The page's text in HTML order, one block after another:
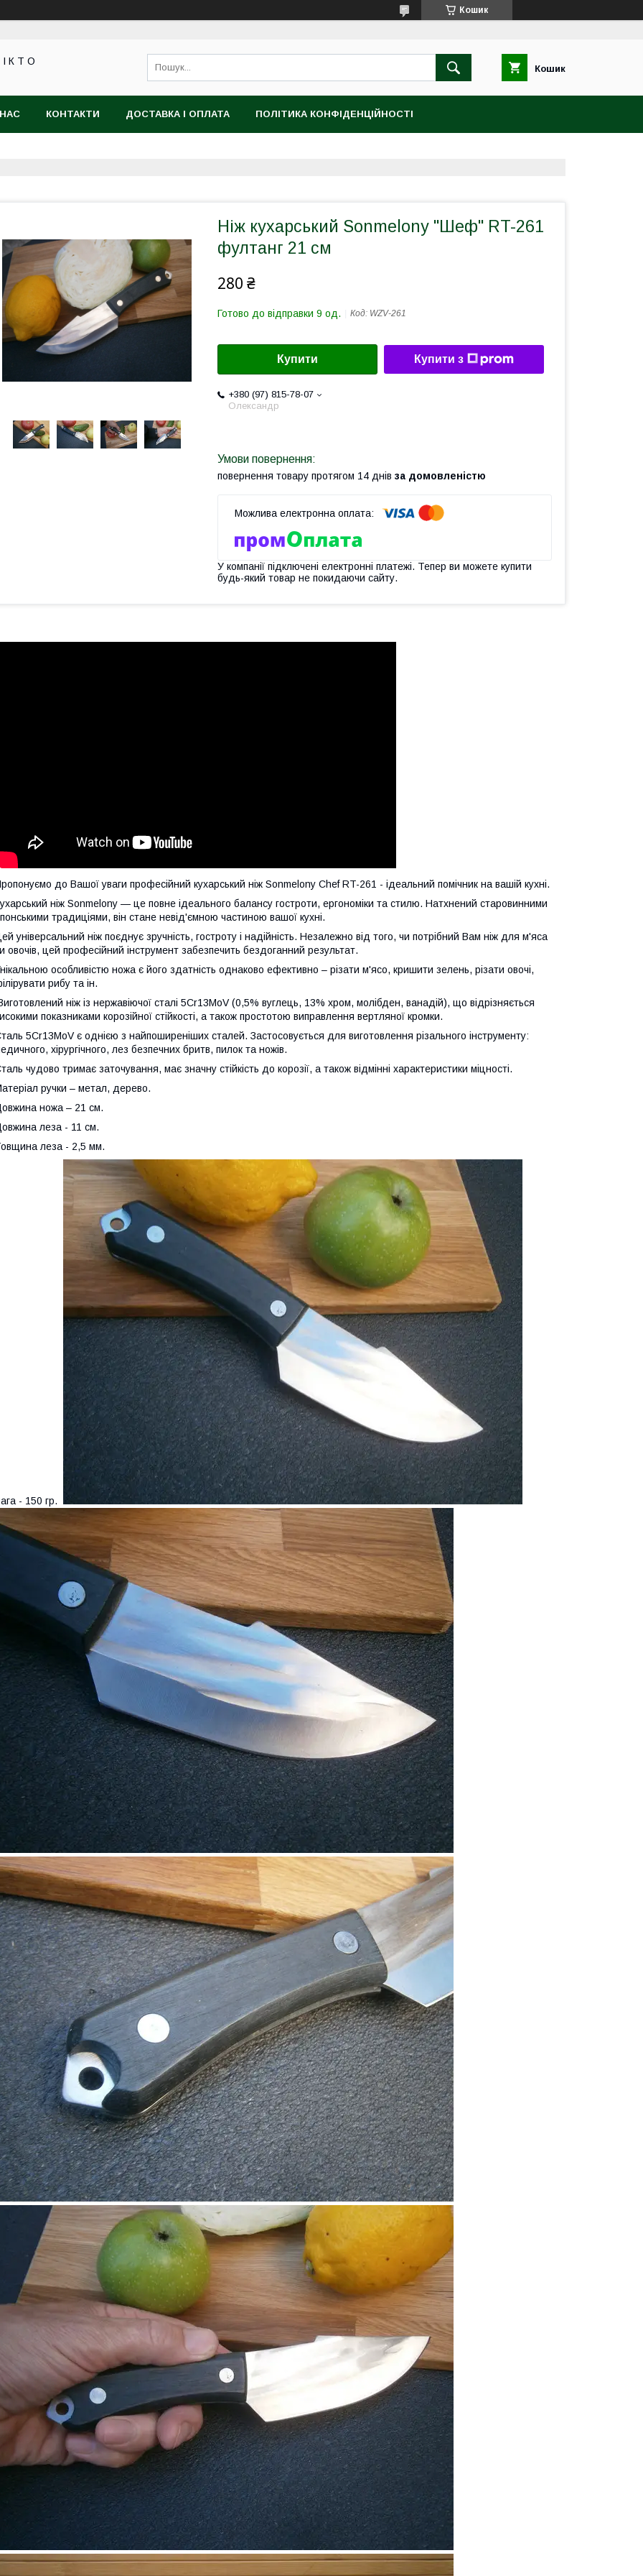
Кошик
І К Т О
Кошик
КОНТАКТИ ДОСТАВКА І ОПЛАТА ПОЛІТИКА КОНФІДЕНЦІЙНОСТІ
Ніж кухарський Sonmelony "Шеф" RT-261
фултанг 21 см
280 ₴
Готово до відправки 9 од. Код: WZV-261
Купити Купити з
+380 (97) 815-78-07
Олександр
повернення товару протягом 14 днів за домовленістю
У компанії підключені електронні платежі. Тепер ви можете купити
будь-який товар не покидаючи сайту.
до Вашої уваги професійний кухарський ніж Sonmelony Chef RT-261 - ідеальний помічник на вашій кухні.
ніж Sonmelony — це повне ідеального балансу гостроти, ергономіки та стилю. Натхнений старовинними
традиціями, він стане невід'ємною частиною вашої кухні.
універсальний ніж поєднує зручність, гостроту і надійність. Незалежно від того, чи потрібний Вам ніж для м'яса
овочів, цей професійний інструмент забезпечить бездоганний результат.
особливістю ножа є його здатність однаково ефективно – різати м'ясо, кришити зелень, різати овочі,
рибу та ін.
ніж із нержавіючої сталі 5Cr13MoV (0,5% вуглець, 13% хром, молібден, ванадій), що відрізняється
показниками корозійної стійкості, а також простотою виправлення вертляної кромки.
5Cr13MoV є однією з найпоширеніших сталей. Застосовується для виготовлення різального інструменту:
хірургічного, лез безпечних бритв, пилок та ножів.
чудово тримає заточування, має значну стійкість до корозії, а також відмінні характеристики міцності.
ручки – метал, дерево.
ножа – 21 см.
леза - 11 см.
леза - 2,5 мм.
- 150 гр.